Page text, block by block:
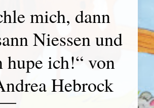
mich, dann
Niessen und
hupe ich!“ von
Hebrock